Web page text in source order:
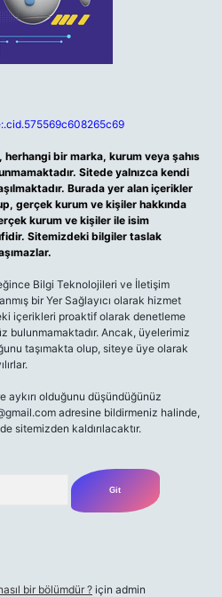
bir marka, kurum veya şahıs
Sitede yalnızca kendi
Burada yer alan içerikler
gerçek kurum ve kişiler hakkında
kurum ve kişiler ile isim
Sitemizdeki bilgiler taslak
Bilgi Teknolojileri ve İletişim
bir Yer Sağlayıcı olarak hizmet
içerikleri proaktif olarak denetleme
bulunmamaktadır. Ancak, üyelerimiz
taşımakta olup, siteye üye olarak
olduğunu düşündüğünüz
adresine bildirmeniz halinde,
sitemizden kaldırılacaktır.
bir bölümdür ? için admin